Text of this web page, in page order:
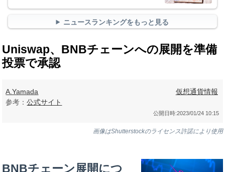
ニュースランキングをもっと見る
Uniswap、BNBチェーンへの展開を準備
投票で承認
A.Yamada
参考：公式サイト
仮想通貨情報
公開日時:2023/01/24 10:15
画像はShutterstockのライセンス許諾により使用
BNBチェーン展開につ